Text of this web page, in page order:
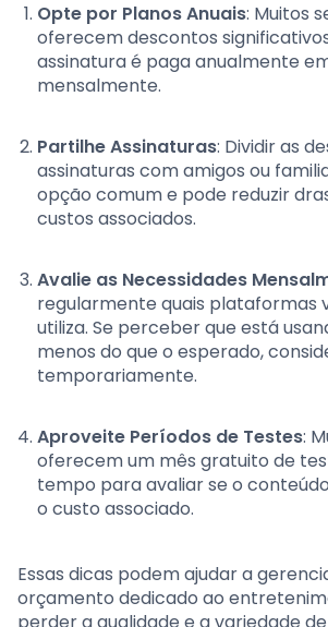
Opte por Planos Anuais: Muitos
oferecem descontos
assinatura é paga anualmente
mensalmente.
Partilhe Assinaturas: Dividir as
assinaturas com amigos ou
opção comum e pode reduzir
custos associados.
Avalie as Necessidades
regularmente quais plataformas
utiliza. Se perceber que está
menos do que o esperado,
temporariamente.
Aproveite Períodos de Testes:
oferecem um mês gratuito de
tempo para avaliar se o
o custo associado.
Essas dicas podem ajudar a
orçamento dedicado ao